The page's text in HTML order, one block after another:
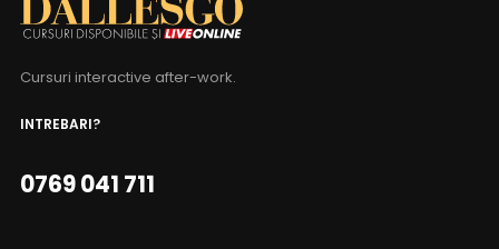
Cursuri interactive after-work.
INTREBARI?
0769 041 711